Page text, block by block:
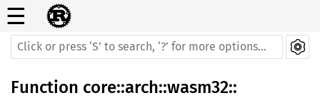
☰
Function core::arch::wasm32::